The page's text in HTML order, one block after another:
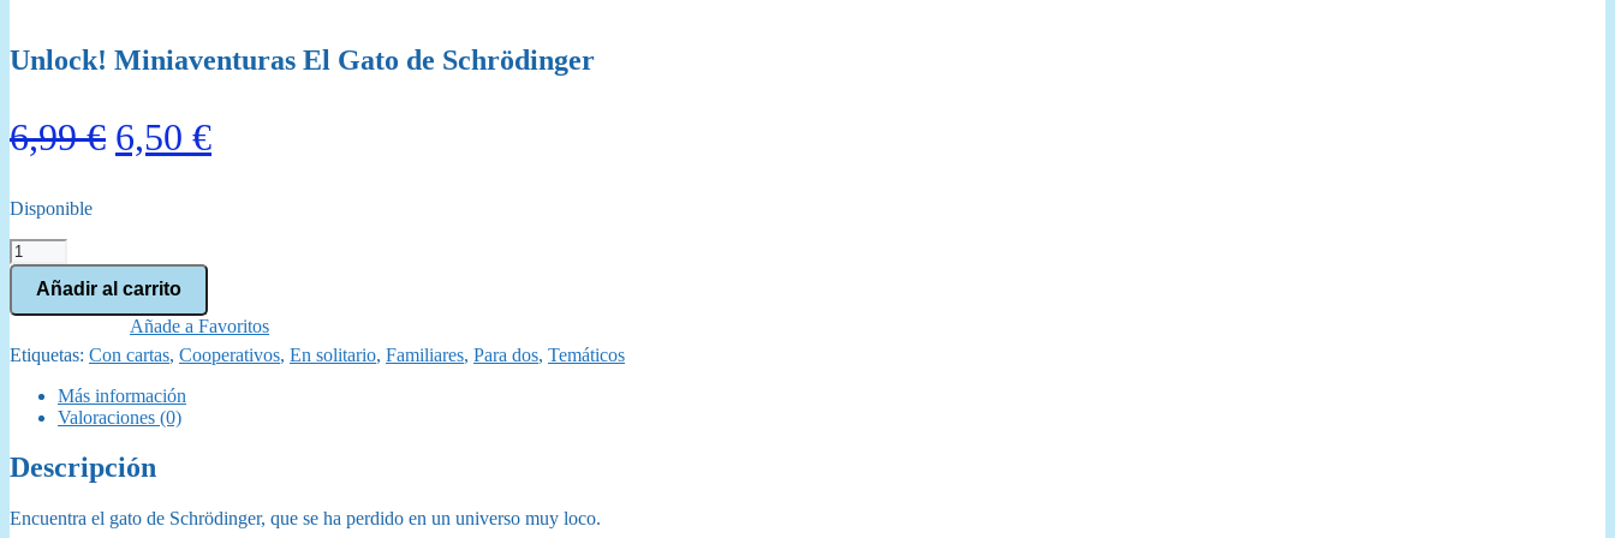
Unlock! Miniaventuras El Gato de Schrödinger
6,99€ El
era:
6,99 €.
6,50 €El
6,50 €.
Disponible
Unlock!
Miniaventuras
Gato
Schrödinger
Añadir al carrito
Añade a Favoritos
Etiquetas: Con cartas, Cooperativos, En solitario, Familiares, Para dos, Temáticos
Más información
Valoraciones (0)
Descripción
Encuentra el gato de Schrödinger, que se ha perdido en un universo muy loco.